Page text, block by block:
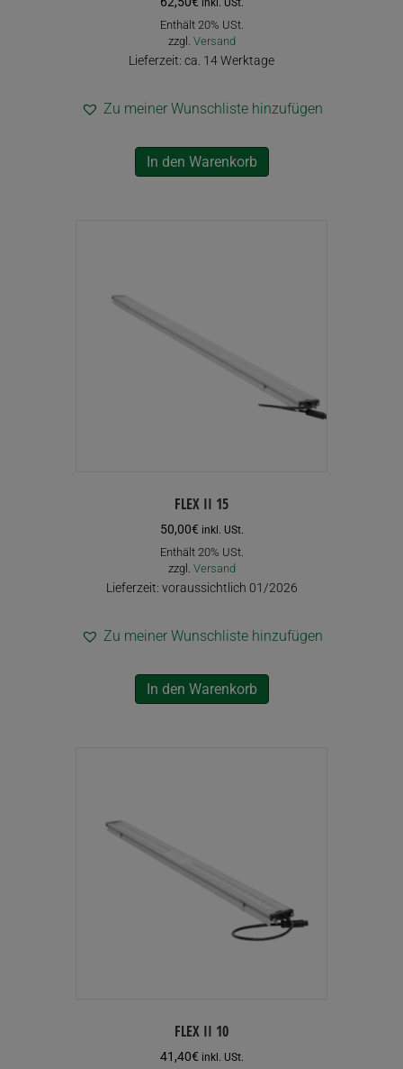
inkl. USt.
Enthält 20% USt.
zzgl. Versand
Lieferzeit: ca. 14 Werktage
Zu meiner Wunschliste hinzufügen
In den Warenkorb
FLEX II 15
50,00€ inkl. USt.
Enthält 20% USt.
zzgl. Versand
Lieferzeit: voraussichtlich 01/2026
Zu meiner Wunschliste hinzufügen
In den Warenkorb
FLEX II 10
41,40€ inkl. USt.